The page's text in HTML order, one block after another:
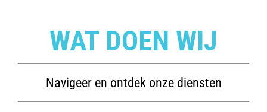
WAT DOEN WIJ
Navigeer en ontdek onze diensten